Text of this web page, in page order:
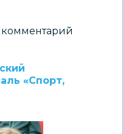
«Спорт,